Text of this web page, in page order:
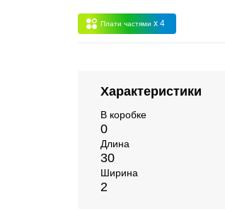
заказов за 6 месяцев - 400.000
Плати частями x 4
Характеристики
В коробке
0
Длина
30
Ширина
2